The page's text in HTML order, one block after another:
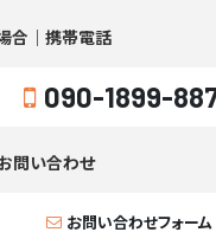
合｜携帯電話
090-1899-
問い合わせ
お問い合わせフォーム